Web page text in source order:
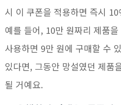
시 이 쿠폰을 적용하면 즉시
예를 들어, 10만 원짜리 제품
사용하면 9만 원에 구매할 수
있다면, 그동안 망설였던 제품
될 거예요.